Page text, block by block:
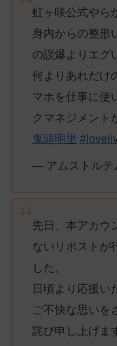
虹ヶ咲公式やら
身内からの整形
の誤爆よりエグ
何よりあれだけ
マホを仕事に使
クマネジメント
鬼頭明里
— アムストルテ
先日、本アカウ
ないリポストが
した。
日頃より応援い
ご不快な思いを
詫び申し上げま